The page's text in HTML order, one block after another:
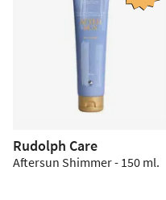
Rudolph Care
Aftersun Shimmer - 150 ml.